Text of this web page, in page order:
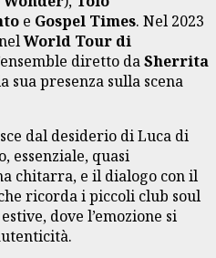
e Gospel Times. Nel 2023
World Tour di
diretto daSherrita
sua presenza sulla scena
dal desiderio di Luca di
essenziale, quasi
chitarra, e il dialogo con il
ricorda i piccoli club soul
dove l’emozione si